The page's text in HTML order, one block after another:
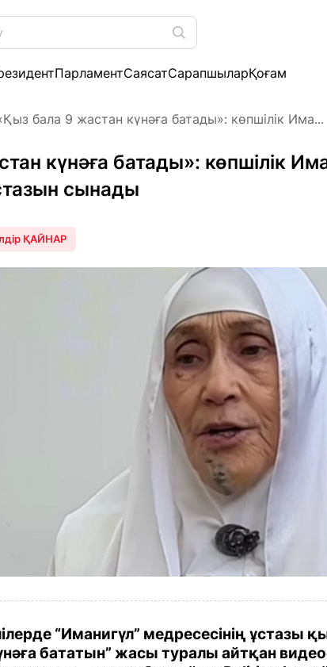
ПарламентСаясатСарапшыларҚоғам
бала 9 жастан күнәға батады»: көпшілік Има...
күнәға батады»: көпшілік
сынады
ҚАЙНАР
“Иманигүл” медресесінің ұстазы
бататын” жасы туралы айтқан